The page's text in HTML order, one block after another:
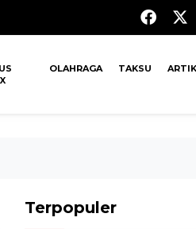
OLAHRAGA TAKSU
Terpopuler